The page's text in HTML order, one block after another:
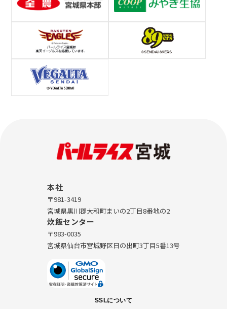
本社
〒981-3419
宮城県黒川郡大和町まいの2丁目8番地の2
炊飯センター
〒983-0035
宮城県仙台市宮城野区日の出町3丁目5番13号
SSLについて